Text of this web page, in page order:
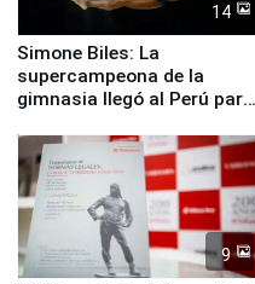
14
Simone Biles: La
supercampeona de la
gimnasia llegó al Perú para
Panamericanos Lima 2027
9